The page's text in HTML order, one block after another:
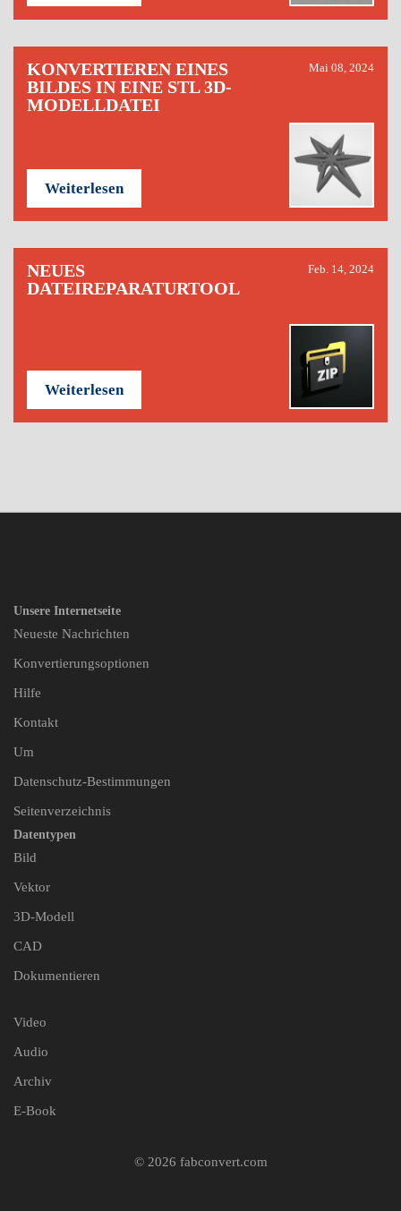
KONVERTIEREN EINES
BILDES IN EINE STL 3D-
MODELLDATEI
Mai 08, 2024
Weiterlesen
NEUES
DATEIREPARATURTOOL
Feb. 14, 2024
Weiterlesen
Unsere Internetseite
Neueste Nachrichten
Konvertierungsoptionen
Hilfe
Kontakt
Um
Datenschutz-Bestimmungen
Seitenverzeichnis
Datentypen
Bild
Vektor
3D-Modell
CAD
Dokumentieren
Video
Audio
Archiv
E-Book
© 2026 fabconvert.com